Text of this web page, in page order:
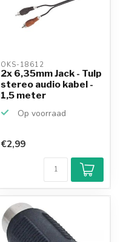
OKS-18612
2x 6,35mm Jack - Tulp
stereo audio kabel -
1,5 meter
Op voorraad
9,2/10
Achteraf
betalen mogelijk
productkennis
€2,99